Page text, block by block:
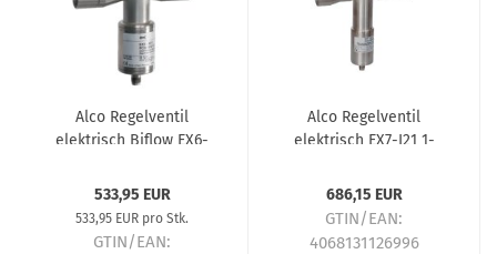
Alco Regelventil
elektrisch Biflow EX6-
533,95 EUR
533,95 EUR pro Stk.
GTIN/EAN:
Alco Regelventil
elektrisch EX7-I21 1-
686,15 EUR
GTIN/EAN:
4068131126996